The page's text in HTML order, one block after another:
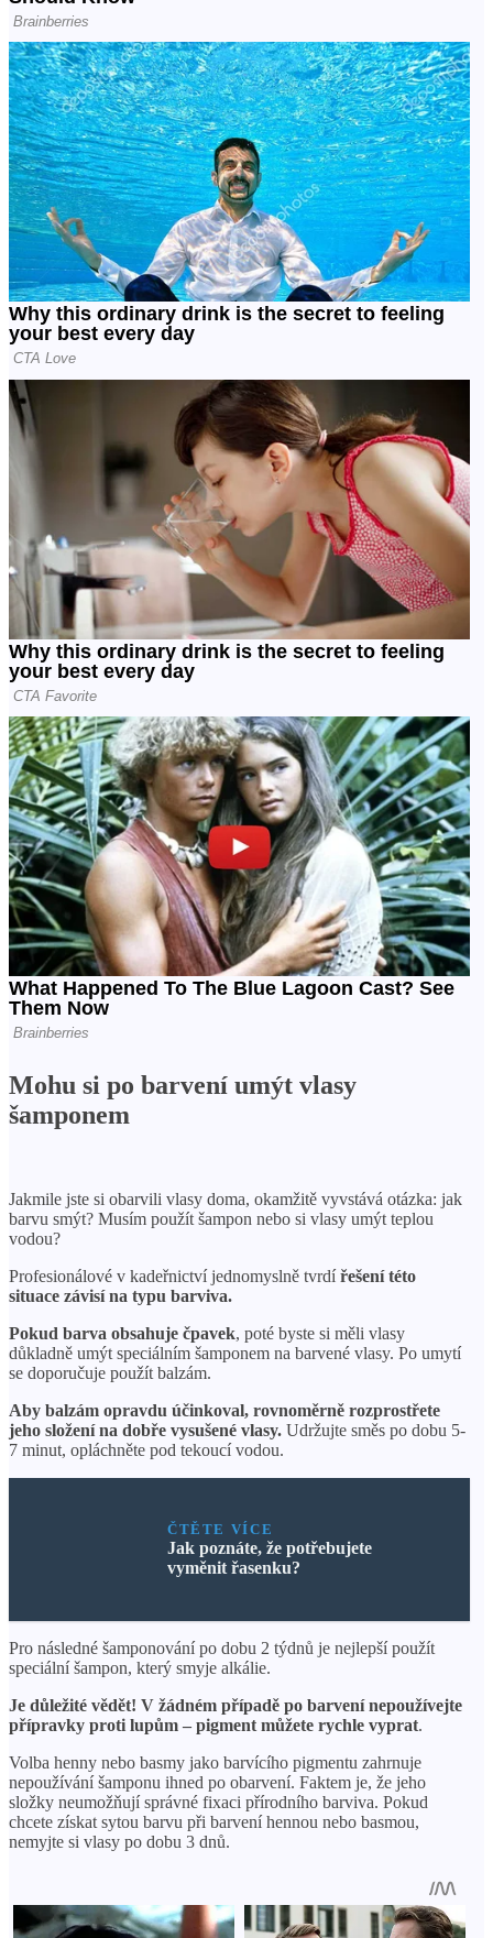
Mohu si po barvení umýt vlasy
šamponem
Jakmile jste si obarvili vlasy doma, okamžitě vyvstává otázka: jak
barvu smýt? Musím použít šampon nebo si vlasy umýt teplou
vodou?
Profesionálové v kadeřnictví jednomyslně tvrdířešení této
situace závisí na typu barviva.
Pokud barva obsahuje čpavek, poté byste si měli vlasy
důkladně umýt speciálním šamponem na barvené vlasy. Po umytí
se doporučuje použít balzám.
Aby balzám opravdu účinkoval, rovnoměrně rozprostřete
jeho složení na dobře vysušené vlasy. Udržujte směs po dobu 5-
7 minut, opláchněte pod tekoucí vodou.
ČTĚTE VÍCE
Jak poznáte, že potřebujete
vyměnit řasenku?
Pro následné šamponování po dobu 2 týdnů je nejlepší použít
speciální šampon, který smyje alkálie.
Je důležité vědět! V žádném případě po barvení nepoužívejte
přípravky proti lupům – pigment můžete rychle vyprat.
Volba henny nebo basmy jako barvícího pigmentu zahrnuje
nepoužívání šamponu ihned po obarvení. Faktem je, že jeho
složky neumožňují správné fixaci přírodního barviva. Pokud
chcete získat sytou barvu při barvení hennou nebo basmou,
nemyjte si vlasy po dobu 3 dnů.